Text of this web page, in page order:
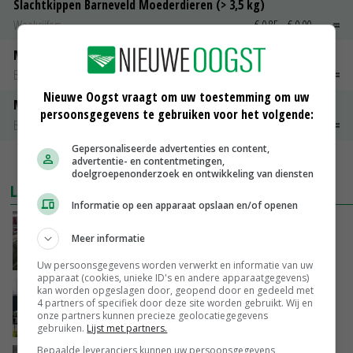
Slachtkippen Barneveld Moederdieren (> 3,5 kg)
Weekcijfers
€ 0,85 € 0,00
Maat 48
Barneveld kooieieren
€ 7,15
Maat 54
Barneveld kooieieren
MEER MARKTPRIJZEN
LAATSTE NIEUWS
zeugen verdubbeld’
Gemiddelde Europese melkprijs daalt licht in
juni
GISTEREN, 17:04
Nieuwe Oogst vraagt om uw toestemming om uw
persoonsgegevens te gebruiken voor het volgende:
Gepersonaliseerde advertenties en content,
advertentie- en contentmetingen,
doelgroepenonderzoek en ontwikkeling van diensten
Informatie op een apparaat opslaan en/of openen
Meer informatie
Uw persoonsgegevens worden verwerkt en informatie van uw
apparaat (cookies, unieke ID's en andere apparaatgegevens)
kan worden opgeslagen door, geopend door en gedeeld met
4 partners of specifiek door deze site worden gebruikt. Wij en
onze partners kunnen precieze geolocatiegegevens
gebruiken. Lijst met partners.
Bepaalde leveranciers kunnen uw persoonsgegevens